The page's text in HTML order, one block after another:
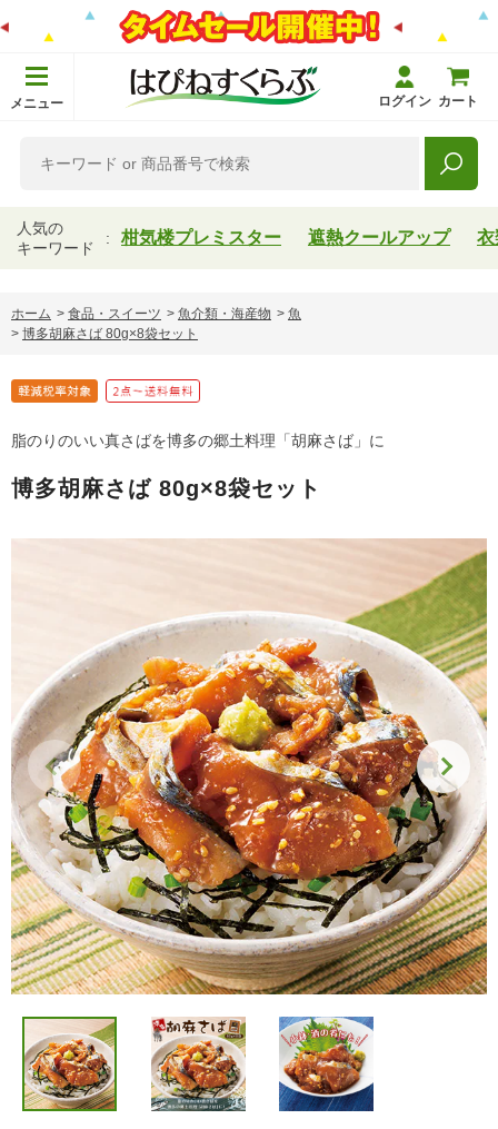
メニュー ログイン カート
人気の
キーワード
柑気楼プレミスター 遮熱クールアップ 衣
ホーム > 食品・スイーツ > 魚介類・海産物 > 魚
> 博多胡麻さば 80g×8袋セット
脂のりのいい真さばを博多の郷土料理「胡麻さば」に
博多胡麻さば 80g×8袋セット